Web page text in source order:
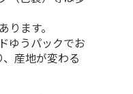
ます。
ゆうパックでお
産地が変わる